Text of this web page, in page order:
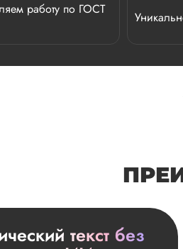
работу по ГОСТ
текст без